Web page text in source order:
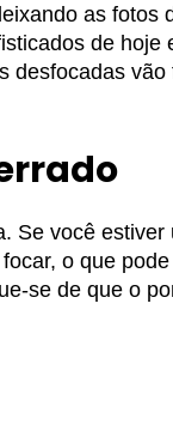
as fotos
de hoje
desfocadas
Se você
o que
se de que o